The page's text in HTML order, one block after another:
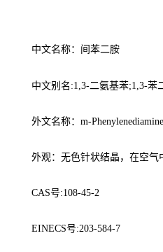
中文名称：间苯二胺
中文别名:1,3-二氨基苯;1,3-苯
外文名称：m-Phenylenediamine
外观：无色针状结晶，在空气
CAS号:108-45-2
EINECS号:203-584-7